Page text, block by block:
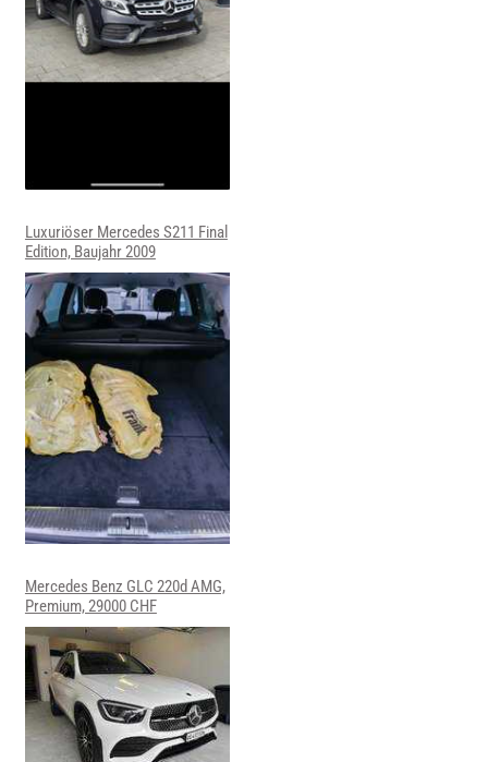
Luxuriöser Mercedes S211 Final
Edition, Baujahr 2009
Mercedes Benz GLC 220d AMG,
Premium, 29000 CHF